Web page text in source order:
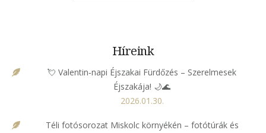
Híreink
💘 Valentin‑napi Éjszakai Fürdőzés – Szerelmesek
Éjszakája! 🌙🌊
2026.01.30.
Téli fotósorozat Miskolc környékén – fotótúrák és